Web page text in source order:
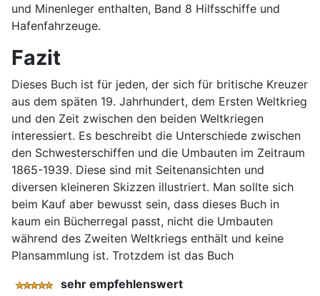
und Minenleger enthalten, Band 8 Hilfsschiffe und
Hafenfahrzeuge.
Fazit
Dieses Buch ist für jeden, der sich für britische Kreuzer
aus dem späten 19. Jahrhundert, dem Ersten Weltkrieg
und den Zeit zwischen den beiden Weltkriegen
interessiert. Es beschreibt die Unterschiede zwischen
den Schwesterschiffen und die Umbauten im Zeitraum
1865-1939. Diese sind mit Seitenansichten und
diversen kleineren Skizzen illustriert. Man sollte sich
beim Kauf aber bewusst sein, dass dieses Buch in
kaum ein Bücherregal passt, nicht die Umbauten
während des Zweiten Weltkriegs enthält und keine
Plansammlung ist. Trotzdem ist das Buch
sehr empfehlenswert